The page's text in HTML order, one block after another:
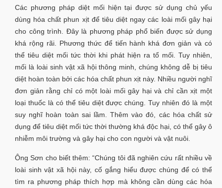
Các phương pháp diệt mối hiện tại được sử dụng chủ yếu
dùng hóa chất phun xịt để tiêu diệt ngay các loài mối gây hại
cho công trình. Đây là phương pháp phổ biến được sử dụng
khá rộng rãi. Phương thức để tiến hành khá đơn giản và có
thể tiêu diệt mối tức thời khi phát hiện ra tổ mối. Tuy nhiên,
mối là loài sinh vật xã hội thông minh, chúng không dễ bị tiêu
diệt hoàn toàn bởi các hóa chất phun xịt này. Nhiều người nghĩ
đơn giản rằng chỉ có một loài mối gây hại và chỉ cần xịt một
loại thuốc là có thể tiêu diệt được chúng. Tuy nhiên đó là một
suy nghĩ hoàn toàn sai lầm. Thêm vào đó, các hóa chất sử
dụng để tiêu diệt mối tức thời thường khá độc hại, có thể gây ô
nhiễm môi trường và gây hại cho con người và vật nuôi.
Ông Sơn cho biết thêm: “Chúng tôi đã nghiên cứu rất nhiều về
loài sinh vật xã hội này, cố gắng hiểu được chúng để có thể
tìm ra phương pháp thích hợp mà không cần dùng các hóa